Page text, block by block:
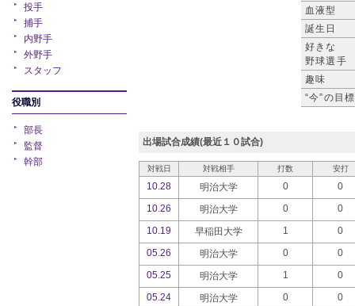
投手
捕手
内野手
外野手
スタッフ
役職別
部長
監督
幹部
血液型
誕生日
好きな
野球選手
趣味
“今”の目標
出場試合成績(最近１０試合)
対戦日 対戦相手 打数 安打
10.28 明治大学 0
0
10.26
明治大学 0
0
10.19
早稲田大学 1
0
05.26
明治大学 0
0
05.25
明治大学 1
0
05.24
明治大学 0
0